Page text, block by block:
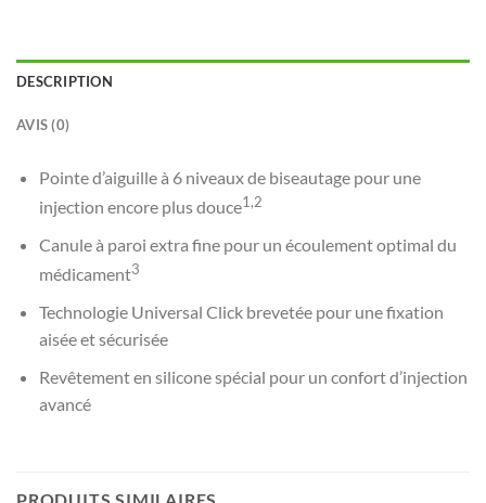
DESCRIPTION
AVIS (0)
Pointe d’aiguille à 6 niveaux de biseautage pour une
injection encore plus douce1,2
Canule à paroi extra fine pour un écoulement optimal du
médicament3
Technologie Universal Click brevetée pour une fixation
aisée et sécurisée
Revêtement en silicone spécial pour un confort d’injection
avancé